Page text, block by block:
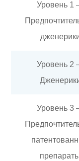
Уровень 1
Уровень 2
Уровень 3